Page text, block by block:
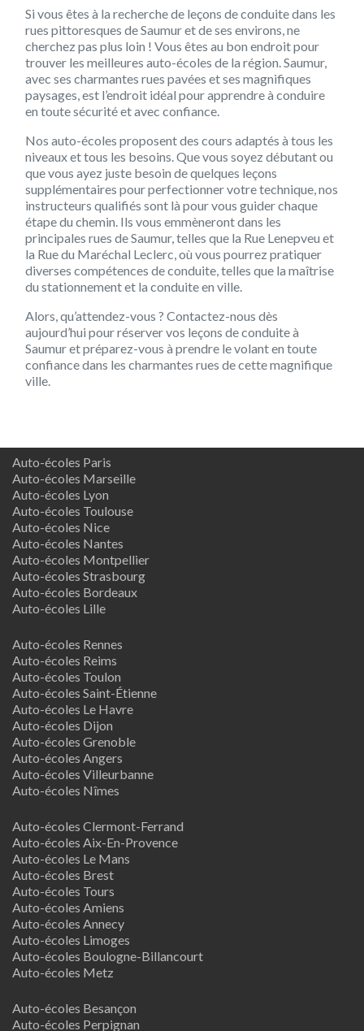
Si vous êtes à la recherche de leçons de conduite dans les
rues pittoresques de Saumur et de ses environs, ne
cherchez pas plus loin ! Vous êtes au bon endroit pour
trouver les meilleures auto-écoles de la région. Saumur,
avec ses charmantes rues pavées et ses magnifiques
paysages, est l’endroit idéal pour apprendre à conduire
en toute sécurité et avec confiance.
Nos auto-écoles proposent des cours adaptés à tous les
niveaux et tous les besoins. Que vous soyez débutant ou
que vous ayez juste besoin de quelques leçons
supplémentaires pour perfectionner votre technique, nos
instructeurs qualifiés sont là pour vous guider chaque
étape du chemin. Ils vous emmèneront dans les
principales rues de Saumur, telles que la Rue Lenepveu et
la Rue du Maréchal Leclerc, où vous pourrez pratiquer
diverses compétences de conduite, telles que la maîtrise
du stationnement et la conduite en ville.
Alors, qu’attendez-vous ? Contactez-nous dès
aujourd’hui pour réserver vos leçons de conduite à
Saumur et préparez-vous à prendre le volant en toute
confiance dans les charmantes rues de cette magnifique
ville.
Auto-écoles Paris
Auto-écoles Marseille
Auto-écoles Lyon
Auto-écoles Toulouse
Auto-écoles Nice
Auto-écoles Nantes
Auto-écoles Montpellier
Auto-écoles Strasbourg
Auto-écoles Bordeaux
Auto-écoles Lille
Auto-écoles Rennes
Auto-écoles Reims
Auto-écoles Toulon
Auto-écoles Saint-Étienne
Auto-écoles Le Havre
Auto-écoles Dijon
Auto-écoles Grenoble
Auto-écoles Angers
Auto-écoles Villeurbanne
Auto-écoles Nîmes
Auto-écoles Clermont-Ferrand
Auto-écoles Aix-En-Provence
Auto-écoles Le Mans
Auto-écoles Brest
Auto-écoles Tours
Auto-écoles Amiens
Auto-écoles Annecy
Auto-écoles Limoges
Auto-écoles Boulogne-Billancourt
Auto-écoles Metz
Auto-écoles Besançon
Auto-écoles Perpignan